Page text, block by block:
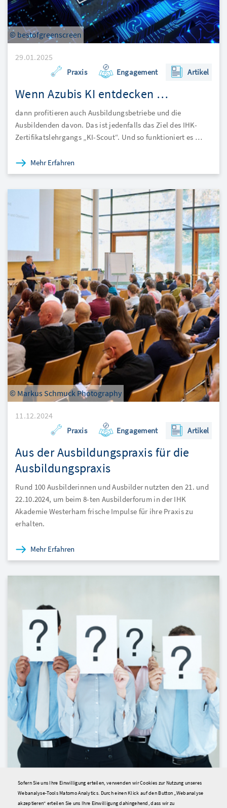
© bestofgreenscreen
29.01.2025
Praxis Engagement Artikel
Wenn Azubis KI entdecken …
dann profitieren auch Ausbildungsbetriebe und die
Ausbildenden davon. Das ist jedenfalls das Ziel des IHK-
Zertifikatslehrgangs „KI-Scout“. Und so funktioniert es …
Mehr Erfahren
© Markus Schmuck Photography
11.12.2024
Praxis Engagement Artikel
Aus der Ausbildungspraxis für die
Ausbildungspraxis
Rund 100 Ausbilderinnen und Ausbilder nutzten den 21. und
22.10.2024, um beim 8-ten Ausbilderforum in der IHK
Akademie Westerham frische Impulse für ihre Praxis zu
erhalten.
Mehr Erfahren
© GlobalStock
28.11.2024
Sofern Sie uns Ihre Einwilligung erteilen, verwenden wir Cookies zur Nutzung unseres
Webanalyse-Tools Matomo Analytics. Durch einen Klick auf den Button „Webanalyse
akzeptieren“ erteilen Sie uns Ihre Einwilligung dahingehend, dass wir zu